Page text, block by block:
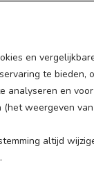
en
te bieden,
analyseren en
(het weergeven
altijd
.
je misschien